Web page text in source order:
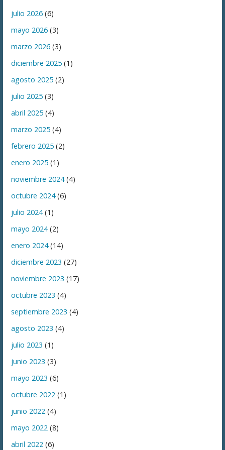
julio 2026 (6)
mayo 2026 (3)
marzo 2026 (3)
diciembre 2025 (1)
agosto 2025 (2)
julio 2025 (3)
abril 2025 (4)
marzo 2025 (4)
febrero 2025 (2)
enero 2025 (1)
noviembre 2024(4)
octubre 2024(6)
julio 2024(1)
mayo 2024(2)
enero 2024(14)
diciembre 2023 (27)
noviembre 2023 (17)
octubre 2023 (4)
septiembre 2023 (4)
agosto 2023 (4)
julio 2023 (1)
junio 2023 (3)
mayo 2023 (6)
octubre 2022 (1)
junio 2022 (4)
mayo 2022 (8)
abril 2022 (6)